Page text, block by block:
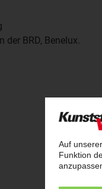
BRD, Benelux.